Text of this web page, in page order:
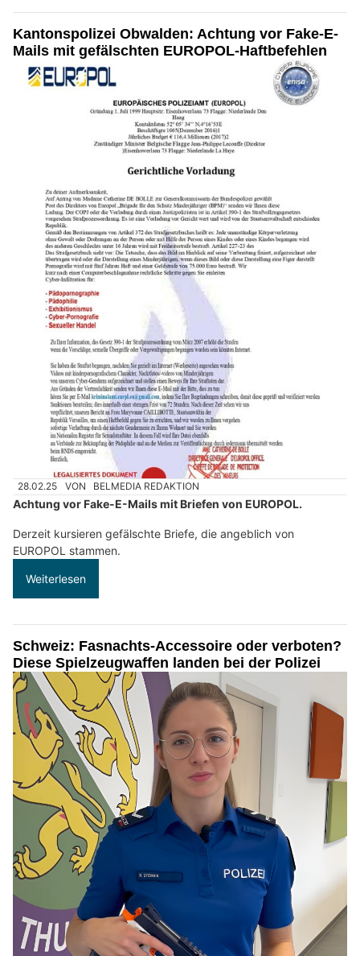
Kantonspolizei Obwalden: Achtung vor Fake-E-
Mails mit gefälschten EUROPOL-Haftbefehlen
28.02.25 VON BELMEDIA REDAKTION
Achtung vor Fake-E-Mails mit Briefen von EUROPOL.
Derzeit kursieren gefälschte Briefe, die angeblich von
EUROPOL stammen.
Weiterlesen
Schweiz: Fasnachts-Accessoire oder verboten?
Diese Spielzeugwaffen landen bei der Polizei